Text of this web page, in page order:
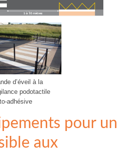
d’éveil à la
podotactile
adhésive
pour un
aux